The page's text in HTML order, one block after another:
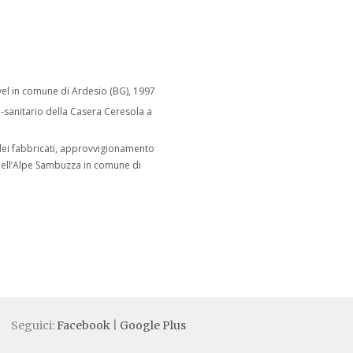
in comune di Ardesio (BG), 1997
della Casera Ceresola a
fabbricati, approvvigionamento
Sambuzza in comune di
Seguici:Facebook Google Plus